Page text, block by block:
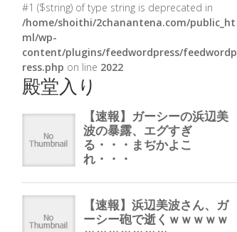
#1 ($string) of type string is deprecated in
/home/shoithi/2chanantena.com/public_ht
ml/wp-
content/plugins/feedwordpress/feedwordp
ress.php on line 2022
殿堂入り